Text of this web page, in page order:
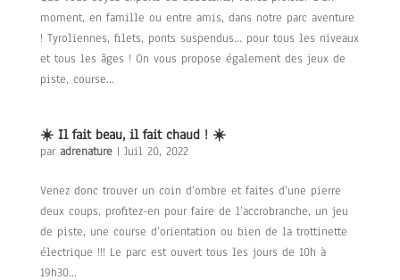
moment, en famille ou entre amis, dans notre parc aventure
! Tyroliennes, filets, ponts suspendus… pour tous les niveaux
et tous les âges ! On vous propose également des jeux de
piste, course...
☀️ Il fait beau, il fait chaud ! ☀️
par adrenature| Juil 20, 2022
Venez donc trouver un coin d’ombre et faites d’une pierre
deux coups, profitez-en pour faire de l’accrobranche, un jeu
de piste, une course d’orientation ou bien de la trottinette
électrique !!! Le parc est ouvert tous les jours de 10h à
19h30...